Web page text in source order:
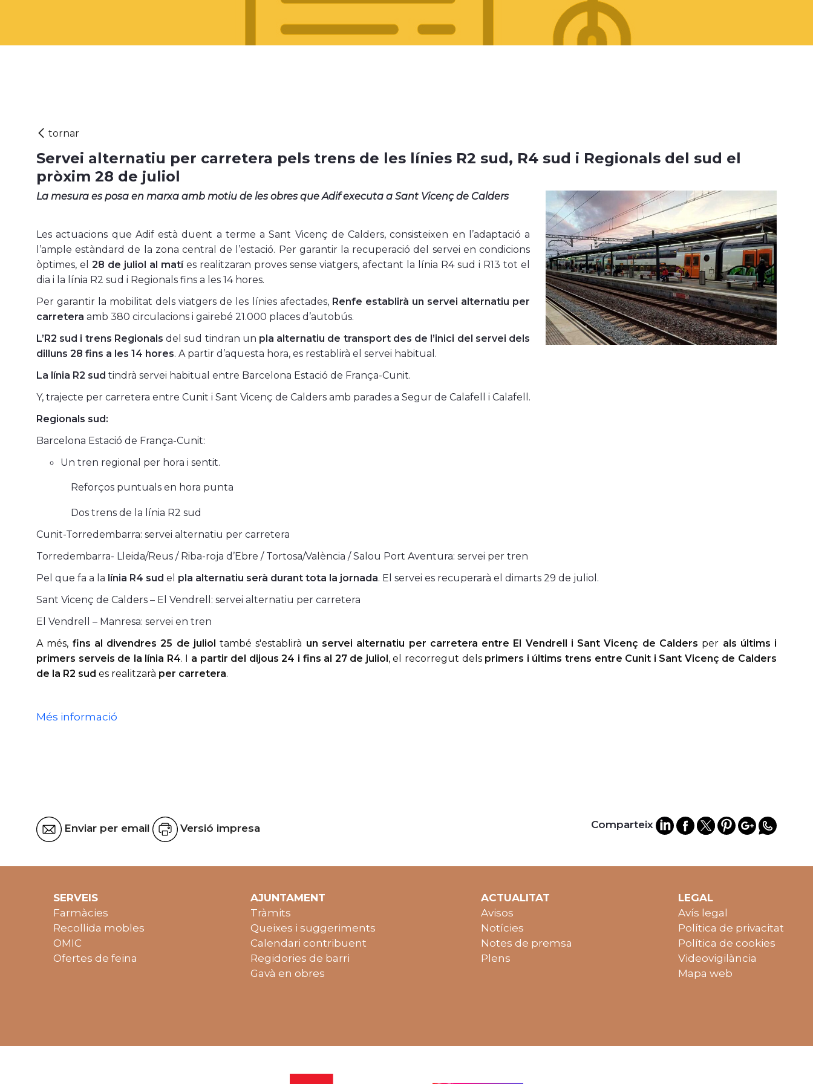
Servei alternatiu per carretera pels trens de les línies R2 sud, R4 sud i Regionals del sud el
pròxim 28 de juliol
La mesura es posa en marxa amb motiu de les obres que Adif executa a Sant Vicenç de Calders
Les actuacions que Adif està duent a terme a Sant Vicenç de Calders, consisteixen en l’adaptació a
l’ample estàndard de la zona central de l’estació. Per garantir la recuperació del servei en condicions
òptimes, el 28 de juliol al matí es realitzaran proves sense viatgers, afectant la línia R4 sud i R13 tot el
dia i la línia R2 sud i Regionals fins a les 14 hores.
Per garantir la mobilitat dels viatgers de les línies afectades, Renfe establirà un servei alternatiu per
carretera amb 380 circulacions i gairebé 21.000 places d’autobús.
L’R2 sud i trens Regionals del sud tindran un pla alternatiu de transport des de l’inici del servei dels
dilluns 28 fins a les 14 hores. A partir d’aquesta hora, es restablirà el servei habitual.
La línia R2 sud tindrà servei habitual entre Barcelona Estació de França-Cunit.
Y, trajecte per carretera entre Cunit i Sant Vicenç de Calders amb parades a Segur de Calafell i Calafell.
Regionals sud:
Barcelona Estació de França-Cunit:
Un tren regional per hora i sentit.
Reforços puntuals en hora punta
Dos trens de la línia R2 sud
Cunit-Torredembarra: servei alternatiu per carretera
Torredembarra- Lleida/Reus / Riba-roja d’Ebre / Tortosa/València / Salou Port Aventura: servei per tren
Pel que fa a la línia R4 sud el pla alternatiu serà durant tota la jornada. El servei es recuperarà el dimarts 29 de juliol.
Sant Vicenç de Calders – El Vendrell: servei alternatiu per carretera
El Vendrell – Manresa: servei en tren
A més, fins al divendres 25 de juliol també s'establirà un servei alternatiu per carretera entre El Vendrell i Sant Vicenç de Calders per als últims i
primers serveis de la línia R4. I a partir del dijous 24 i fins al 27 de juliol, el recorregut dels primers i últims trens entre Cunit i Sant Vicenç de Calders
de la R2 sud es realitzarà per carretera.
Més informació
Enviar per email Versió impresa Comparteix
SERVEIS
Farmàcies
Recollida mobles
OMIC
Ofertes de feina
AJUNTAMENT
Tràmits
Queixes i suggeriments
Calendari contribuent
Regidories de barri
Gavà en obres
ACTUALITAT
Avisos
Notícies
Notes de premsa
Plens
LEGAL
Avís legal
Política de privacitat
Política de cookies
Videovigilància
Mapa web